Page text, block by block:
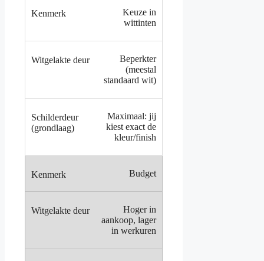
Keuze in
wittinten
Beperkter
(meestal
standaard wit)
Maximaal: jij
kiest exact de
kleur/finish
Budget
Hoger in
aankoop, lager
in werkuren